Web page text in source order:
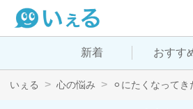
新着 おすす
いぇる 心の悩み ⚪︎にたくなってき